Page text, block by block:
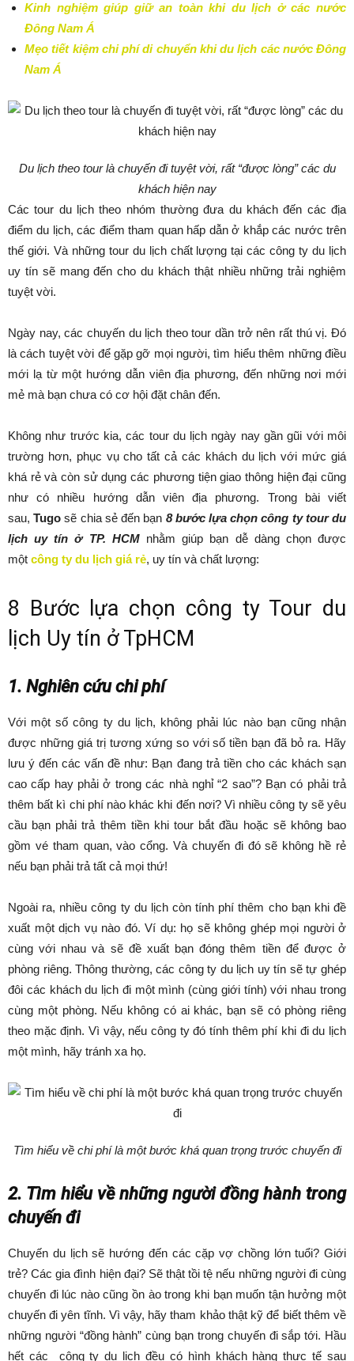
Kinh nghiệm giúp giữ an toàn khi du lịch ở các nước
Đông Nam Á
Mẹo tiết kiệm chi phí di chuyển khi du lịch các nước Đông
Nam Á
Du lịch theo tour là chuyến đi tuyệt vời, rất “được lòng” các du
khách hiện nay
Các tour du lịch theo nhóm thường đưa du khách đến các địa
điểm du lịch, các điểm tham quan hấp dẫn ở khắp các nước trên
thế giới. Và những tour du lịch chất lượng tại các công ty du lịch
uy tín sẽ mang đến cho du khách thật nhiều những trải nghiệm
tuyệt vời.
Ngày nay, các chuyến du lịch theo tour dần trở nên rất thú vị. Đó
là cách tuyệt vời để gặp gỡ mọi người, tìm hiểu thêm những điều
mới lạ từ một hướng dẫn viên địa phương, đến những nơi mới
mẻ mà bạn chưa có cơ hội đặt chân đến.
Không như trước kia, các tour du lịch ngày nay gần gũi với môi
trường hơn, phục vụ cho tất cả các khách du lịch với mức giá
khá rẻ và còn sử dụng các phương tiện giao thông hiện đại cũng
như có nhiều hướng dẫn viên địa phương. Trong bài viết
sau,Tugo sẽ chia sẻ đến bạn 8 bước lựa chọn công ty tour du
lịch uy tín ở TP. HCMnhằm giúp bạn dễ dàng chọn được
một công ty du lịch giá rẻ, uy tín và chất lượng:
8 Bước lựa chọn công ty Tour du
lịch Uy tín ở TpHCM
1. Nghiên cứu chi phí
Với một số công ty du lịch, không phải lúc nào bạn cũng nhận
được những giá trị tương xứng so với số tiền bạn đã bỏ ra. Hãy
lưu ý đến các vấn đề như: Bạn đang trả tiền cho các khách sạn
cao cấp hay phải ở trong các nhà nghỉ “2 sao”? Bạn có phải trả
thêm bất kì chi phí nào khác khi đến nơi? Vì nhiều công ty sẽ yêu
cầu bạn phải trả thêm tiền khi tour bắt đầu hoặc sẽ không bao
gồm vé tham quan, vào cổng. Và chuyến đi đó sẽ không hề rẻ
nếu bạn phải trả tất cả mọi thứ!
Ngoài ra, nhiều công ty du lịch còn tính phí thêm cho bạn khi đề
xuất một dịch vụ nào đó. Ví dụ: họ sẽ không ghép mọi người ở
cùng với nhau và sẽ đề xuất bạn đóng thêm tiền để được ở
phòng riêng. Thông thường, các công ty du lịch uy tín sẽ tự ghép
đôi các khách du lịch đi một mình (cùng giới tính) với nhau trong
cùng một phòng. Nếu không có ai khác, bạn sẽ có phòng riêng
theo mặc định. Vì vậy, nếu công ty đó tính thêm phí khi đi du lịch
một mình, hãy tránh xa họ.
Tìm hiểu về chi phí là một bước khá quan trọng trước chuyến đi
2. Tìm hiểu về những người đồng hành trong
chuyến đi
Chuyến du lịch sẽ hướng đến các cặp vợ chồng lớn tuổi? Giới
trẻ? Các gia đình hiện đại? Sẽ thật tồi tệ nếu những người đi cùng
chuyến đi lúc nào cũng ồn ào trong khi bạn muốn tận hưởng một
chuyến đi yên tĩnh. Vì vậy, hãy tham khảo thật kỹ để biết thêm về
những người “đồng hành” cùng bạn trong chuyến đi sắp tới. Hầu
hết các công ty du lịch đều có hình khách hàng thực tế sau